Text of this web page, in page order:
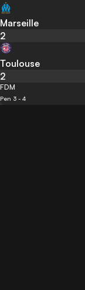
Marseille
2
Toulouse
2
FDM
Pen 3 - 4